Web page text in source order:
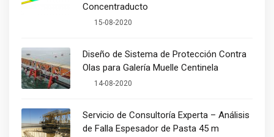
Concentraducto
15-08-2020
Diseño de Sistema de Protección Contra
Olas para Galería Muelle Centinela
14-08-2020
Servicio de Consultoría Experta – Análisis
de Falla Espesador de Pasta 45 m